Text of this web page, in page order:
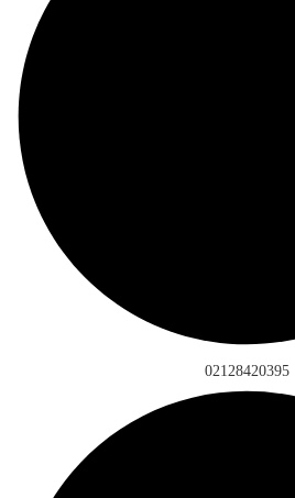
02128420395